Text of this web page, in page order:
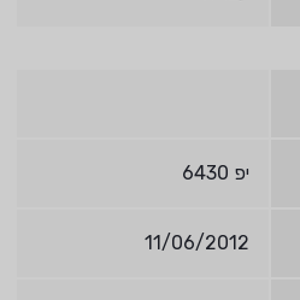
יפ 6430
11/06/2012